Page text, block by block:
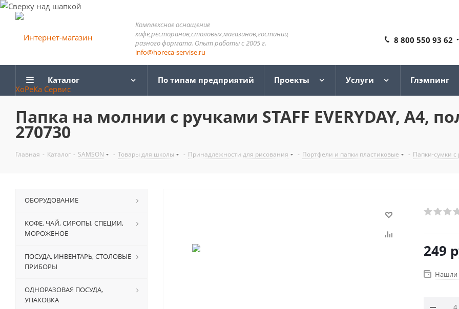
Комплексное оснащение
кафе,ресторанов,столовых,магазинов,гостиниц
разного формата. Опыт работы с 2005 г.
info@horeca-servise.ru
8 800 550 93 62
Каталог По типам предприятий Проекты Услуги Глэмпинг
Папка на молнии с ручками STAFF EVERYDAY, А4,
270730
Главная - Каталог - SAMSON - Товары для школы - Принадлежности для рисования - Портфели и папки пластиковые - Папки-сумки с
249
Нашли
ОБОРУДОВАНИЕ
КОФЕ, ЧАЙ, СИРОПЫ, СПЕЦИИ,
МОРОЖЕНОЕ
ПОСУДА, ИНВЕНТАРЬ, СТОЛОВЫЕ
ПРИБОРЫ
ОДНОРАЗОВАЯ ПОСУДА,
УПАКОВКА